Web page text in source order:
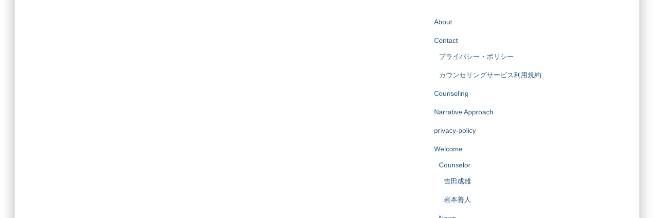
About
Contact
プライバシー・ポリシー
カウンセリングサービス利用規約
Counseling
Narrative Approach
privacy-policy
Welcome
Counselor
吉田成雄
岩本善人